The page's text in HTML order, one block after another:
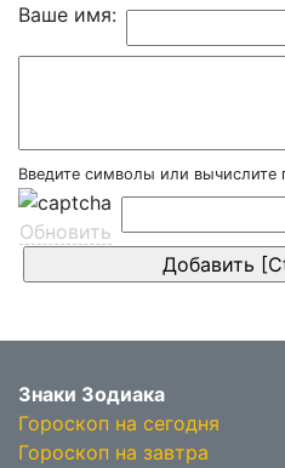
Ваше имя:
Введите символы или вычислите
Обновить
Знаки Зодиака
Гороскоп на сегодня
Гороскоп на завтра